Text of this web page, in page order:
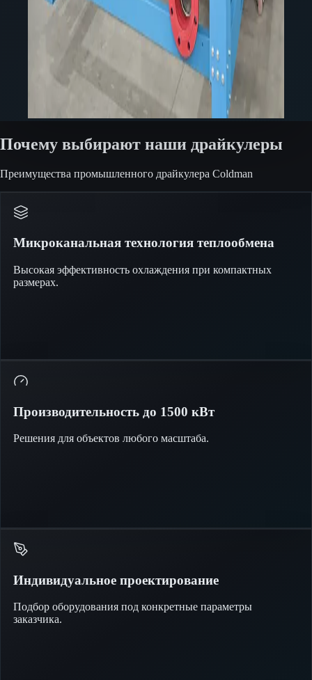
Почему выбирают наши драйкулеры
Преимущества промышленного драйкулера Coldman
Микроканальная технология теплообмена
Высокая эффективность охлаждения при компактных
размерах.
Производительность до 1500 кВт
Решения для объектов любого масштаба.
Индивидуальное проектирование
Подбор оборудования под конкретные параметры
заказчика.